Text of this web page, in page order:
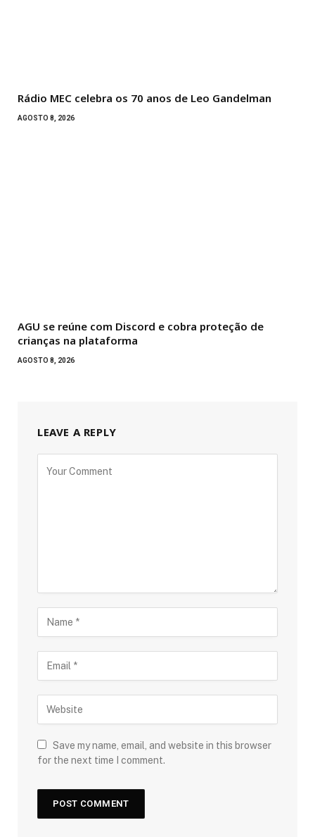
Rádio MEC celebra os 70 anos de Leo Gandelman
AGOSTO 8, 2026
AGU se reúne com Discord e cobra proteção de
crianças na plataforma
AGOSTO 8, 2026
LEAVE A REPLY
Save my name, email, and website in this browser
for the next time I comment.